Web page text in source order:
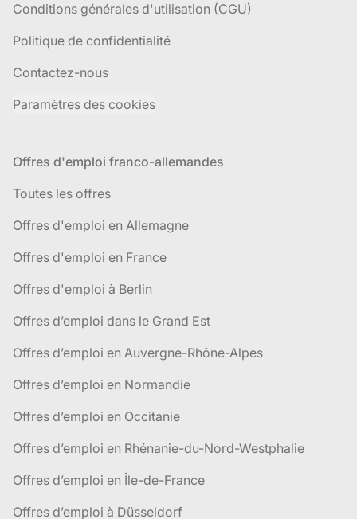
Conditions générales d'utilisation (CGU)
Politique de confidentialité
Contactez-nous
Paramètres des cookies
Offres d'emploi franco-allemandes
Toutes les offres
Offres d'emploi en Allemagne
Offres d'emploi en France
Offres d'emploi à Berlin
Offres d’emploi dans le Grand Est
Offres d’emploi en Auvergne-Rhône-Alpes
Offres d’emploi en Normandie
Offres d’emploi en Occitanie
Offres d’emploi en Rhénanie-du-Nord-Westphalie
Offres d’emploi en Île-de-France
Offres d’emploi à Düsseldorf